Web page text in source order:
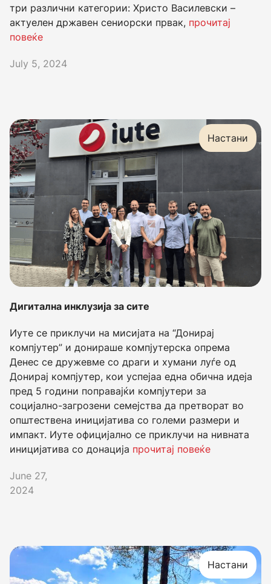
три различни категории: Христо Василевски –
актуелен државен сениорски првак, прочитај
повеќе
July 5, 2024
Дигитална инклузија за сите
Иуте се приклучи на мисијата на “Донирај
компјутер” и донираше компјутерска опрема
Денес се дружевме со драги и хумани луѓе од
Донирај компјутер, кои успејаа една обична идеја
пред 5 години поправајќи компјутери за
социјално-загрозени семејства да претворат во
општествена иницијатива со големи размери и
импакт. Иуте официјално се приклучи на нивната
иницијатива со донација прочитај повеќе
June 27,
2024
Настани
Настани